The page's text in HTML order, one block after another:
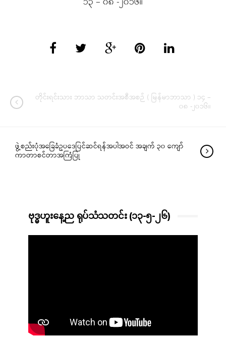
တိုင်းရင်းသား ဘာသာ သတင်းအစီအစဉ် ( မြန်မာဘာသာ ) ၁၄ –
၀၈ -၂၀၁၆။
ဖွဲ့စည်းပုံအခြေခံဥပဒေပြင်ဆင်ရန်အပါအဝင် အချက် ၃၀ ကျော်
ကာတာစင်တာအကြံပြု
ဗုဒ္ဓဟူးနေ့ည ရုပ်သံသတင်း (၁၃-၅-၂၆)